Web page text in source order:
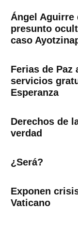
Ángel Aguirre
presunto
caso
Ferias de Paz
servicios
Esperanza
Derechos de
verdad
¿Será?
Exponen
Vaticano